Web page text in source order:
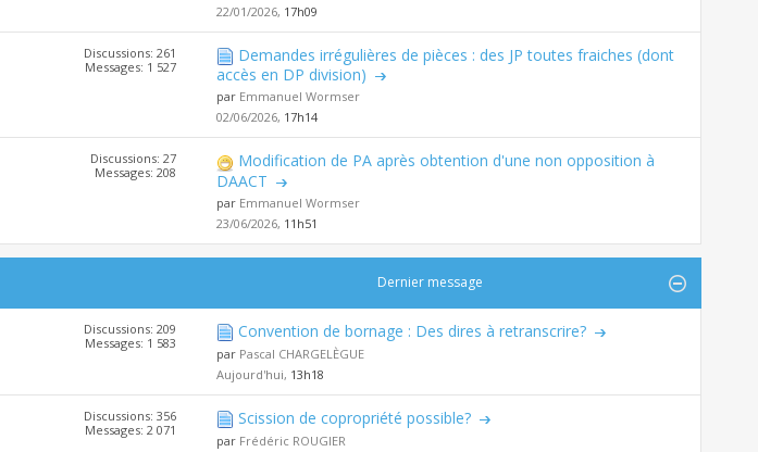
22/01/2026, 17h09
Discussions: 261
Messages: 1 527
Demandes irrégulières de pièces : des JP toutes fraiches (dont
accès en DP division)
par Emmanuel Wormser
02/06/2026, 17h14
Discussions: 27
Messages: 208
Modification de PA après obtention d'une non opposition à
DAACT
par Emmanuel Wormser
23/06/2026, 11h51
Dernier message
Discussions: 209
Messages: 1 583
Convention de bornage : Des dires à retranscrire?
par Pascal CHARGELÈGUE
Aujourd'hui, 13h18
Discussions: 356
Messages: 2 071
Scission de copropriété possible?
par Frédéric ROUGIER